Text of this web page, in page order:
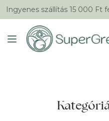
Ingyenes szállítás 15 000 Ft